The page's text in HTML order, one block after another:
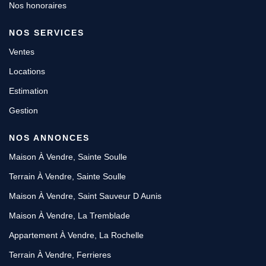
Nos honoraires
NOS SERVICES
Ventes
Locations
Estimation
Gestion
NOS ANNONCES
Maison À Vendre, Sainte Soulle
Terrain À Vendre, Sainte Soulle
Maison À Vendre, Saint Sauveur D Aunis
Maison À Vendre, La Tremblade
Appartement À Vendre, La Rochelle
Terrain À Vendre, Ferrieres